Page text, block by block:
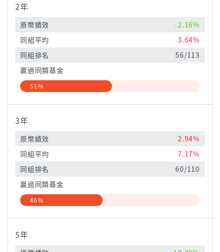
2年
原幣績效
-2.16%
同組平均
3.64%
同組排名
56/113
贏過同類基金
51%
3年
原幣績效
2.94%
同組平均
7.17%
同組排名
60/110
贏過同類基金
46%
5年